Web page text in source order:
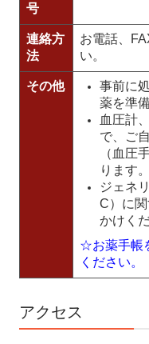
号
連絡方
法
お電話、
い。
その他
事前に
薬を準
血圧計
で、ご
（血圧
ります。
ジェネ
C）に
かけく
☆お薬手帳
ください。
アクセス